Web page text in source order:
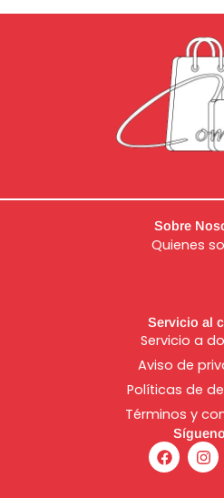
Sobre
Quienes
Servicio al
Servicio a
Aviso de
Políticas de
Términos y
F
a
c
I
n
s